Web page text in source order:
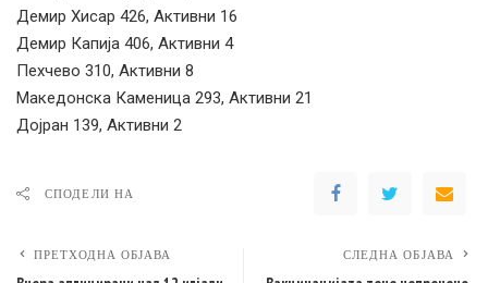
Демир Хисар 426, Активни 16
Демир Капија 406, Активни 4
Пехчево 310, Активни 8
Македонска Каменица 293, Активни 21
Дојран 139, Активни 2
СПОДЕЛИ НА
ПРЕТХОДНА ОБЈАВА СЛЕДНА ОБЈАВА